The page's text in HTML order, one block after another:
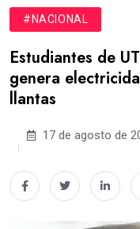
#NACIONAL
Estudiantes de
genera
llantas
17 de agosto de